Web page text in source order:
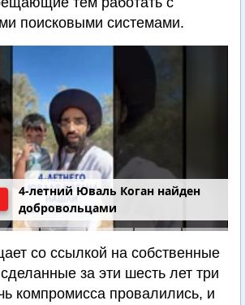
поисковыми системами.
4-летний Юваль Коган найден
добровольцами
со ссылкой на собственные
за эти шесть лет три
компромисса провалились, и